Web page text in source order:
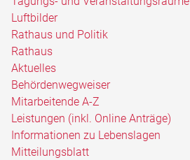
Luftbilder
Rathaus und Politik
Rathaus
Aktuelles
Behördenwegweiser
Mitarbeitende A-Z
Leistungen (inkl. Online Anträge)
Informationen zu Lebenslagen
Mitteilungsblatt